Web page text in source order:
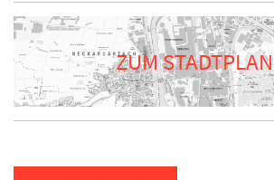
ZUM STADTPLAN